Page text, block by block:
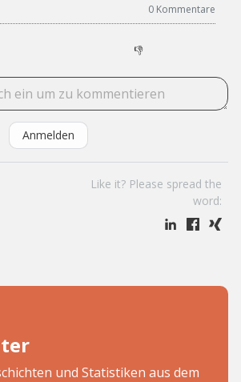
0 Kommentare
👎
Anmelden
Like it? Please spread the
word:
und Statistiken aus dem